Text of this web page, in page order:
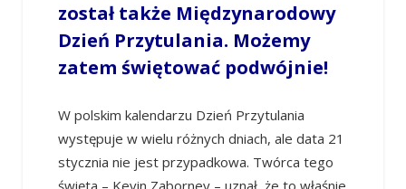
został także Międzynarodowy
Dzień Przytulania. Możemy
zatem świętować podwójnie!
W polskim kalendarzu Dzień Przytulania
występuje w wielu różnych dniach, ale data 21
stycznia nie jest przypadkowa. Twórca tego